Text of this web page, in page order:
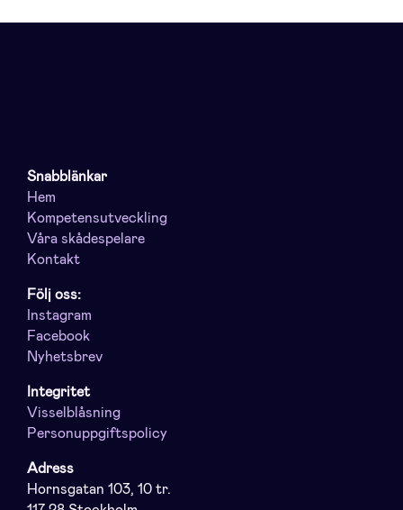
Snabblänkar
Hem
Kompetensutveckling
Våra skådespelare
Kontakt
Följ oss:
Instagram
Facebook
Nyhetsbrev
Integritet
Visselblåsning
Personuppgiftspolicy
Adress
Hornsgatan 103, 10 tr.